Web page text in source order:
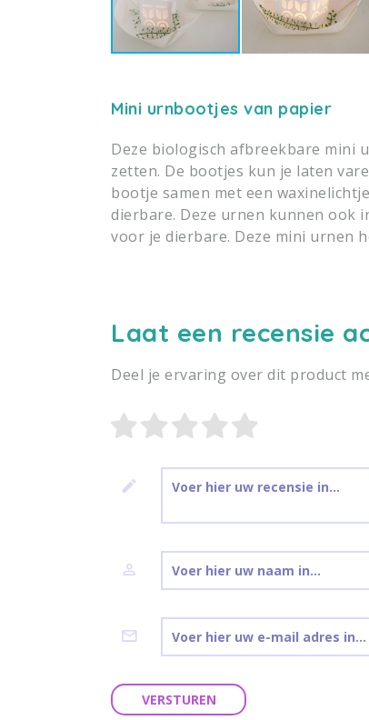
Mini urnbootjes van papier
Deze biologisch afbreekbare mini
zetten. De bootjes kun je laten
bootje samen met een
dierbare. Deze urnen kunnen ook
voor je dierbare. Deze mini urnen
Laat een recensie
Deel je ervaring over dit product
VERSTUREN